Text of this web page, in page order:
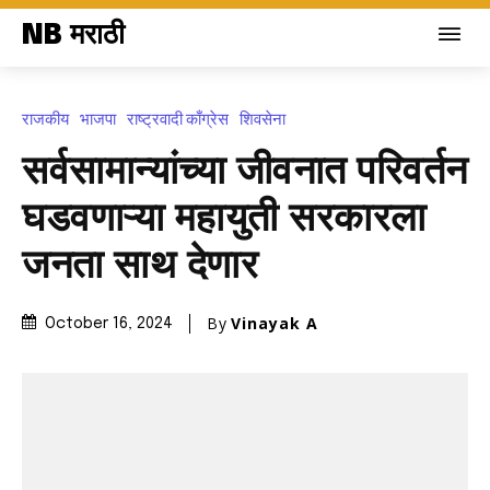
NB मराठी
राजकीय भाजपा राष्ट्रवादी काँग्रेस शिवसेना
सर्वसामान्यांच्या जीवनात परिवर्तन
घडवणाऱ्या महायुती सरकारला
जनता साथ देणार
October 16, 2024 By Vinayak A